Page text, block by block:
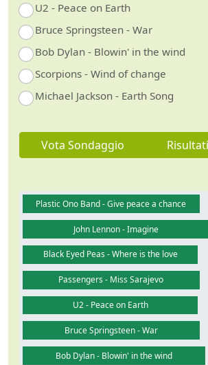
U2 - Peace on Earth
Bruce Springsteen - War
Bob Dylan - Blowin' in the wind
Scorpions - Wind of change
Michael Jackson - Earth Song
Vota Sondaggio
Plastic Ono Band - Give peace a chance
John Lennon - Imagine
Black Eyed Peas - Where is the love
Passengers - Miss Sarajevo
U2 - Peace on Earth
Bruce Springsteen - War
Bob Dylan - Blowin' in the wind